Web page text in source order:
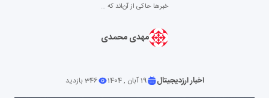
خبرها حاکی از آن‌اند که …
مهدی محمدی
اخبار ارزدیجیتال 19 آبان , 1404 346 بازدید